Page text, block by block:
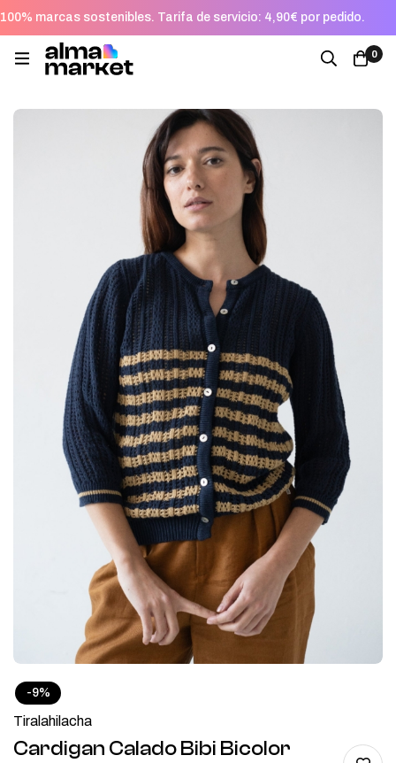
100% marcas sostenibles. Tarifa de servicio: 4,90€ por pedido.
0
-9%
Tiralahilacha
Cardigan Calado Bibi Bicolor